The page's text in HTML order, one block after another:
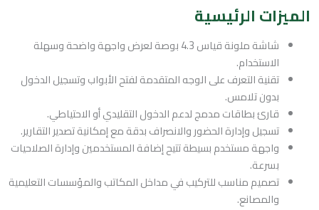
الميزات الرئيسية
شاشة ملونة قياس 4.3 بوصة لعرض واجهة واضحة وسهلة
الاستخدام.
تقنية التعرف على الوجه المتقدمة لفتح الأبواب وتسجيل الدخول
بدون تلامس.
قارئ بطاقات مدمج لدعم الدخول التقليدي أو الاحتياطي.
تسجيل وإدارة الحضور والانصراف بدقة مع إمكانية تصدير التقارير.
واجهة مستخدم بسيطة تتيح إضافة المستخدمين وإدارة الصلاحيات
بسرعة.
تصميم مناسب للتركيب في مداخل المكاتب والمؤسسات التعليمية
والمصانع.